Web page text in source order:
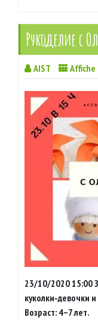
Рукоделие с
AIST Affiche
23/10/2020 15:00
куколки‑девочки
Возраст: 4–7 лет.